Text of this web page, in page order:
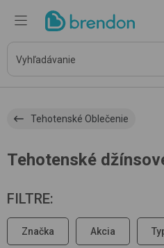
Tehotenské Oblečenie
Tehotenské
FILTRE:
Značka Akcia